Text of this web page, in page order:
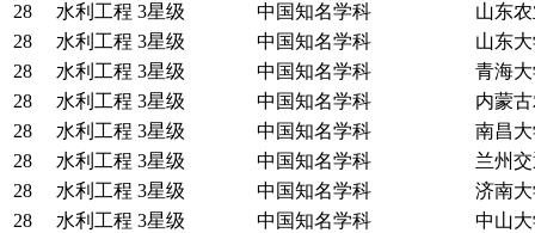
28
水利工程 3星级 中国知名学科
山东
28
水利工程 3星级 中国知名学科
山东
28
水利工程 3星级 中国知名学科
青海
28
水利工程 3星级 中国知名学科
内蒙
28
水利工程 3星级 中国知名学科
南昌
28
水利工程 3星级 中国知名学科
兰州
28
水利工程 3星级 中国知名学科
济南
28
水利工程 3星级 中国知名学科
中山